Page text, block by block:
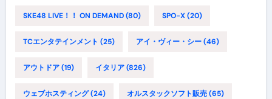
SKE48 LIVE！！ ON DEMAND(80) SPO-X(20)
TCエンタテインメント (25) アイ・ヴィー・シー(46)
アウトドア(19) イタリア(826)
ウェブホスティング(24) オルスタックソフト販売(65)